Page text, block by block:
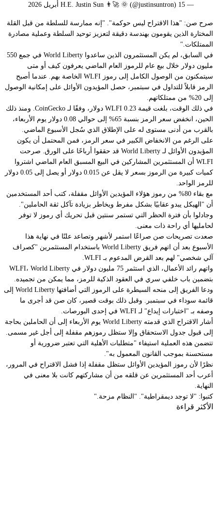
— H.E. Justin Sun 👨‍🚀 🌞 (@justinsuntron) 15 أبريل 2026
صرح صن: "هذا الاقتراح ليس حوكمة". " إنه ممارسة للسلطة من قبل القلة
المختارة الذين يقومون بهندسة دقيقة لتعزيز توحيد السلطة وعملية مصادرة
الممتلكات."
في السابق، لم يكن المستثمرون الذين ساعدوا World Liberty في جمع 550
مليون دولار خلال بيع عام للرموز العام الماضي يعرفون كيف أو متى
سيتمكنون من الوصول الكامل إلى رموز WLFI الخاصة بهم. عندما أصبح
الرمز قابلاً للتداول في سبتمبر، حصل المؤيدون الأوائل على إمكانية الوصول
إلى 20% من ممتلكاتهم.
في ذلك الوقت، بلغت قيمة WLFI 0.23 دولار، وفقًا لـ
CoinGecko. ومنذ ذلك
الحين، انخفض سعر الرمز بنسبة 65% إلى حوالي 0.08 دولار يوم الأربعاء،
بالقرب من أدنى مستوى له على الإطلاق الذي سُجل الأسبوع الماضي.
على الرغم من الانخفاض الكبير في سعر الرمز، فمن المحتمل أن يكون
المؤيدون الأوائل لـ World Liberty قد حققوا أرباحًا على الورق. صرحت
WLFI أن المستثمرين المشاركين في البيع المسبق العام الماضي اشتروا
كميات كبيرة من الرموز بسعر لا يقل عن 0.015 دولار أو يصل إلى 0.05 دولار
للرمز الواحد.
مع بقاء 80% من رموز هؤلاء المؤيدين الأوائل مقفلة، كتب أحد المستخدمين
أن "الهيكل يبدو عقابيًا بشكل مفرط ويخاطر بزيادة تآكل ثقة الحاملين".
وجادلوا بأن فترة الحظر التي تستمر سنتين قبل تحريك أي رموز لا توفر
لحامليها أي راحة ذات معنى.
صعدت تصريحات صن صراعًا استمر لأشهر وتصاعد علنًا في نهاية هذا
الأسبوع بعد أن اتهم
فريق World Liberty باستخدام المستثمرين "كصراف
آلي شخصي" لهم بعد القرض المدعوم بـ WLFI.
واتهم رائد الأعمال، الذي استثمر 75 مليون دولار في WLFI، World Liberty
بتضمين باب خلفي سري في العقود الذكية للرمز، مما يمكن من تجميده.
ودعا الفريق إلى منحه السيطرة على الرموز التي أضافتها World Liberty
إلى
قائمة سوداء في سبتمبر. وقبل ذلك بوقت قصير، كان صن قد أجرى ما
وصفه بـ "اختبارات إيداع" لـ WLFI في إحدى البورصات.
أشار الاقتراح الذي قدمته World Liberty يوم الأربعاء إلى أن الحاملين بحاجة
إلى قبول جدول الاستحقاق وإلا ستظل رموزهم مقفلة إلى أجل غير مسمى.
تتضمن هذه العملية استيفاء "متطلبات الأهلية التي تعتبر ضرورية أو
مستحسنة بموجب القانون المعمول به".
نظرًا لأن رموز المؤيدين الأوائل ستظل مقفلة إذا فشل الاقتراح في المرور،
أعرب أحد المستثمرين عن قلقه من أن مشاركتهم كانت بلا معنى في
النهاية.
كتبوا: "لا توجد ديمقراطية". "النظام مزحة."
الأكثر قراءة